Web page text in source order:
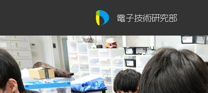
電子技術研究部